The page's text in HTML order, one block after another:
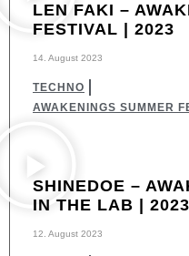
LEN FAKI –
FESTIVAL | 2023
14. August 2023
TECHNO
AWAKENINGS SUMMER
SHINEDOE –
IN THE LAB | 2023
12. August 2023